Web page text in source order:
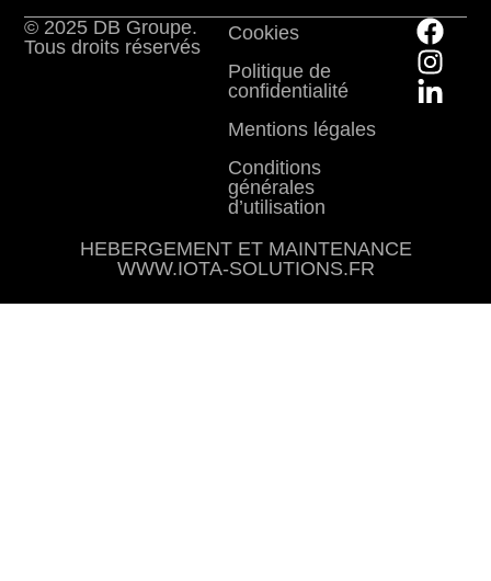
© 2025 DB Groupe.
Tous droits réservés
Cookies
Politique de
confidentialité
Mentions légales
Conditions
générales
d’utilisation
HEBERGEMENT ET MAINTENANCE
WWW.IOTA-SOLUTIONS.FR